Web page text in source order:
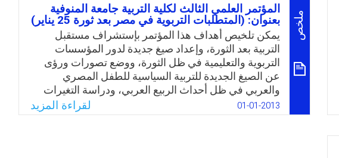
ملخص
المؤتمر العلمي الثالث لكلية التربية جامعة المنوفية
بعنوان: (المتطلبات التربوية في مصر بعد ثورة 25 يناير)
يمكن تلخيص أهداف هذا المؤتمر بإستشراف مستقبل
التربية بعد الثورة، وإعداد صيغ جديدة لدور المؤسسات
التربوية والتعليمية في ظل الثورة، ووضع تصورات ورؤى
عن الصيغ الجديدة للتربية السياسية للطفل المصري
والعربي في ظل أحداث الربيع العربي، ودراسة التغيرات
اللازمة في مناهج الدراسة وطرق التعليم، والبحث في
الصيغ الجديدة لتوثيق الصلة بين المؤسسات التعليمية
01-01-2013 لقراءة المزيد